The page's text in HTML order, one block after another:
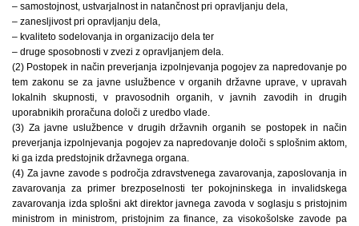
– samostojnost, ustvarjalnost in natančnost pri opravljanju dela,
– zanesljivost pri opravljanju dela,
– kvaliteto sodelovanja in organizacijo dela ter
– druge sposobnosti v zvezi z opravljanjem dela.
(2) Postopek in način preverjanja izpolnjevanja pogojev za napredovanje po
tem zakonu se za javne uslužbence v organih državne uprave, v upravah
lokalnih skupnosti, v pravosodnih organih, v javnih zavodih in drugih
uporabnikih proračuna določi z uredbo vlade.
(3) Za javne uslužbence v drugih državnih organih se postopek in način
preverjanja izpolnjevanja pogojev za napredovanje določi s splošnim aktom,
ki ga izda predstojnik državnega organa.
(4) Za javne zavode s področja zdravstvenega zavarovanja, zaposlovanja in
zavarovanja za primer brezposelnosti ter pokojninskega in invalidskega
zavarovanja izda splošni akt direktor javnega zavoda v soglasju s pristojnim
ministrom in ministrom, pristojnim za finance, za visokošolske zavode pa